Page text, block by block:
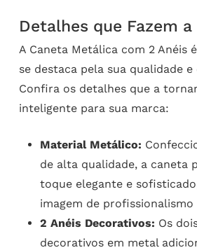
Detalhes que Fazem
A Caneta Metálica com 2 Anéis
se destaca pela sua qualidade e
Confira os detalhes que a
inteligente para sua marca:
Material Metálico:
de alta qualidade, a caneta
toque elegante e
imagem de profissionalismo
2 Anéis Decorativos: Os
decorativos em metal